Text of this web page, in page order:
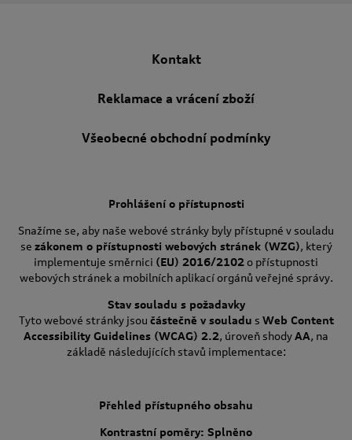
Kontakt
Reklamace a vrácení zboží
Všeobecné obchodní podmínky
Prohlášení o přístupnosti
Snažíme se, aby naše webové stránky byly přístupné v souladu
se zákonem o přístupnosti webových stránek (WZG), který
implementuje směrnici (EU) 2016/2102o přístupnosti
webových stránek a mobilních aplikací orgánů veřejné správy.
Stav souladu s požadavky
Tyto webové stránky jsou částečně v souladu s Web Content
Accessibility Guidelines (WCAG) 2.2, úroveň shodyAA, na
základě následujících stavů implementace:
Přehled přístupného obsahu
Kontrastní poměry: Splněno